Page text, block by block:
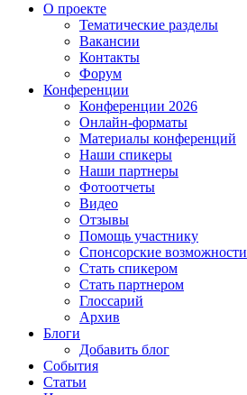
О проекте
Тематические разделы
Вакансии
Контакты
Форум
Конференции
Конференции 2026
Онлайн-форматы
Материалы конференций
Наши спикеры
Наши партнеры
Фотоотчеты
Видео
Отзывы
Помощь участнику
Спонсорские возможности
Стать спикером
Стать партнером
Глоссарий
Архив
Блоги
Добавить блог
События
Статьи